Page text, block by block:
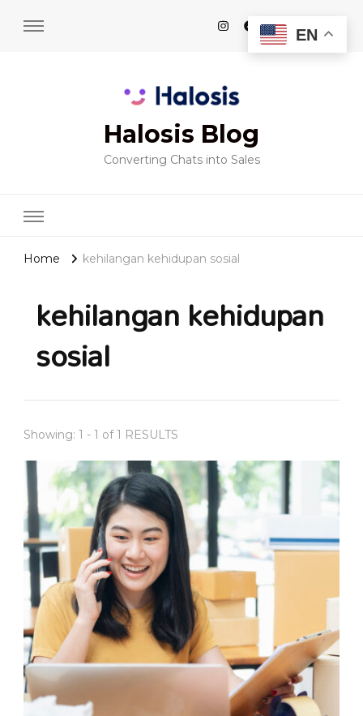
Halosis Blog
Converting Chats into Sales
Home kehilangan kehidupan sosial
kehilangan kehidupan
sosial
Showing: 1 - 1 of 1 RESULTS
EN